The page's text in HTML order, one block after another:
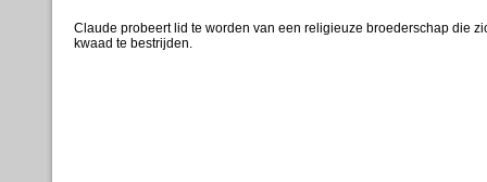
Claude probeert lid te worden van een religieuze broederschap die
kwaad te bestrijden.